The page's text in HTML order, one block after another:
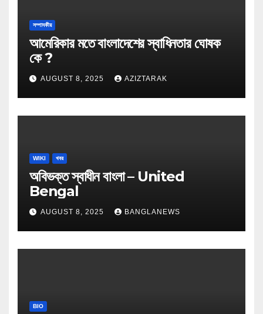
সম্পাদকীয়
আমেরিকার মতে বাংলাদেশের স্বাধিনতার ঘোষক
কে ?
AUGUST 8, 2025 AZIZTARAK
WIKI খবর
অবিভক্ত স্বাধীন বাংলা – United
Bengal
AUGUST 8, 2025 BANGLANEWS
BIO